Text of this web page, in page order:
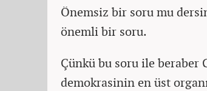
Önemsiz bir soru mu
önemli bir soru.
Çünkü bu soru ile beraber
demokrasinin en üst